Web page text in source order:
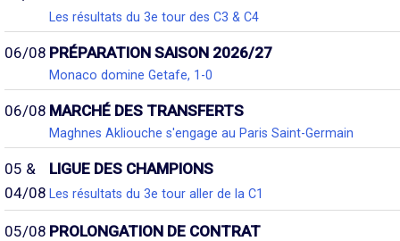
Les résultats du 3e tour des C3 & C4
06/08 PRÉPARATION SAISON 2026/27
Monaco domine Getafe, 1-0
06/08 MARCHÉ DES TRANSFERTS
Maghnes Akliouche s'engage au Paris Saint-Germain
05 &
04/08
LIGUE DES CHAMPIONS
Les résultats du 3e tour aller de la C1
05/08 PROLONGATION DE CONTRAT